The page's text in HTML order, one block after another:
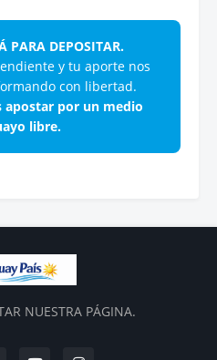
PARA DEPOSITAR.
y tu aporte nos
con libertad.
apostar por un medio
libre.
NUESTRA PÁGINA.